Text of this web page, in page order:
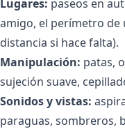
Lugares: paseos en
amigo, el perímetro de
distancia si hace falta).
Manipulación: patas,
sujeción suave,
Sonidos y vistas:
paraguas, sombreros,